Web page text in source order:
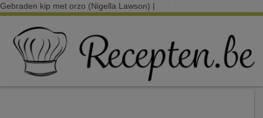
Gebraden kip met orzo (Nigella Lawson) |